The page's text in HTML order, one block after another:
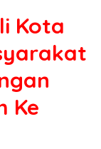
Kota
Ke